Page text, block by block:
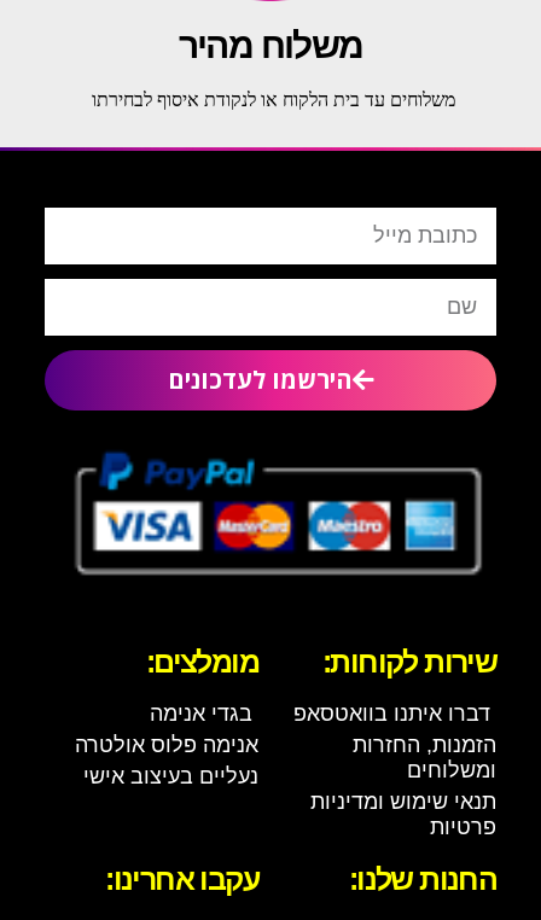
משלוח מהיר
משלוחים עד בית הלקוח או לנקודת איסוף לבחירתו
הירשמו לעדכונים
שירות לקוחות:
דברו איתנו בוואטסאפ
הזמנות, החזרות
ומשלוחים
תנאי שימוש ומדיניות
פרטיות
מומלצים:
בגדי אנימה
אנימה פלוס אולטרה
נעליים בעיצוב אישי
החנות שלנו: עקבו אחרינו: